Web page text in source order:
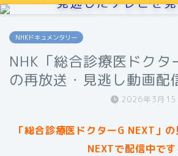
NHKドキュメンタリー
NHK「総合診療医ドクタ
の再放送・見逃し動画配
2026年3月15
「総合診療医ドクターG NEXT」
NEXTで配信中です